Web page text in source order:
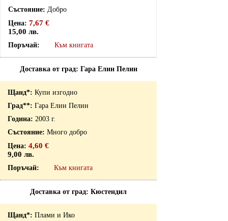
Добро
7,67 €
15,00 лв.
Към книгата
Доставка от град: Гара Елин Пелин
Купи изгодно
Гара Елин Пелин
2003 г.
Много добро
4,60 €
9,00 лв.
Към книгата
Доставка от град: Кюстендил
Плами и Ико